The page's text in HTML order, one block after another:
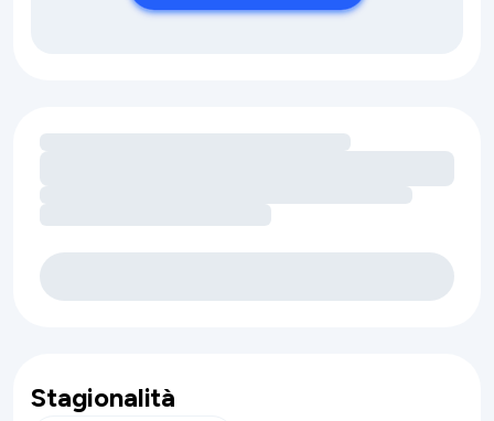
Caricamento delle opportunità di ricavo legate ai servizi
Stagionalità